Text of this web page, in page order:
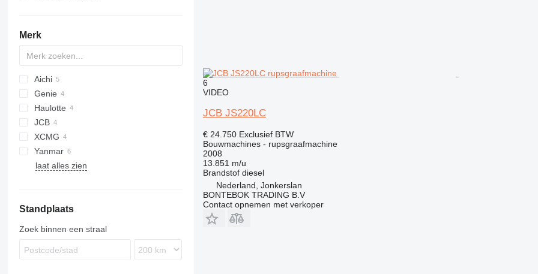
Merk
Aichi
SR
DX
Genie
GS
Z series
Haulotte
HA
JCB
JS
600
660
PC
SL
E-series
MH
SJ
TC
TL
ECR
28Z3
XCMG
XE
Yanmar
SV
laat alles zien
Standplaats
Zoek binnen een straal
6
VIDEO
JCB JS220LC
€ 24.750 Exclusief BTW
Bouwmachines - rupsgraafmachine
2008
13.851 m/u
Brandstof diesel
Nederland, Jonkerslan
BONTEBOK TRADING B.V
Contact opnemen met verkoper